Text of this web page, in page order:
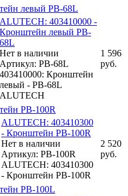
левый PB-68L
ALUTECH: 403410000 -
Кронштейн левый PB-
68L
Нет в наличии
Артикул: PB-68L
403410000: Кронштейн
левый - PB-68L
ALUTECH
1 596
руб.
PB-100R
ALUTECH: 403410300
- Кронштейн PB-100R
Нет в наличии
Артикул: PB-100R
ALUTECH: 403410300
- Кронштейн PB-100R
2 520
руб.
PB-100L